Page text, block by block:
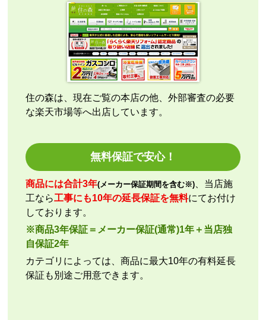
も早く安心して購入できました。
こちらの都合で、最短でお届けいただくようご依頼。
施工業者への連絡の都合上、何度かメールをさせてい
ただきましたが、連絡も早く安心して購入させていた
だくことができました。
kazumorimoriさん
欲しい商品をスムーズに注文できましたか？
ショップからの連絡や対応は適切でしたか？
いいえ
予定の期日までに商品が届きましたか？
はい
商品の梱包は必要十分なものでしたか？
はい
またこのショップを利用したいですか？
いいえ
住の森は、現在ご覧の本店の他、外部審査の必要
な楽天市場等へ出店しています。
無料保証で安心！
商品には合計3年(メーカー保証期間を含む※) 、当店施
工なら工事にも10年の延長保証を無料にてお付け
しております。
※商品3年保証＝メーカー保証(通常)1年＋当店独
自保証2年
カテゴリによっては、商品に最大10年の有料延長
保証も別途ご用意できます。